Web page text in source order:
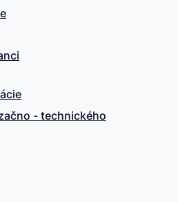
- technického